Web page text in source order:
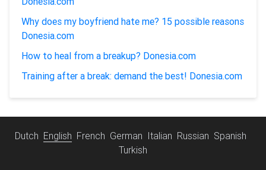
Why does my boyfriend hate me? 15 possible reasons
Donesia.com
How to heal from a breakup? Donesia.com
Training after a break: demand the best! Donesia.com
Dutch English French German Italian Russian Spanish
Turkish